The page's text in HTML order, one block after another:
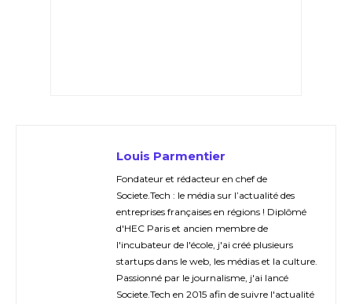
Louis Parmentier
Fondateur et rédacteur en chef de
Societe.Tech : le média sur l’actualité des
entreprises françaises en régions ! Diplômé
d'HEC Paris et ancien membre de
l'incubateur de l'école, j'ai créé plusieurs
startups dans le web, les médias et la culture.
Passionné par le journalisme, j'ai lancé
Societe.Tech en 2015 afin de suivre l'actualité